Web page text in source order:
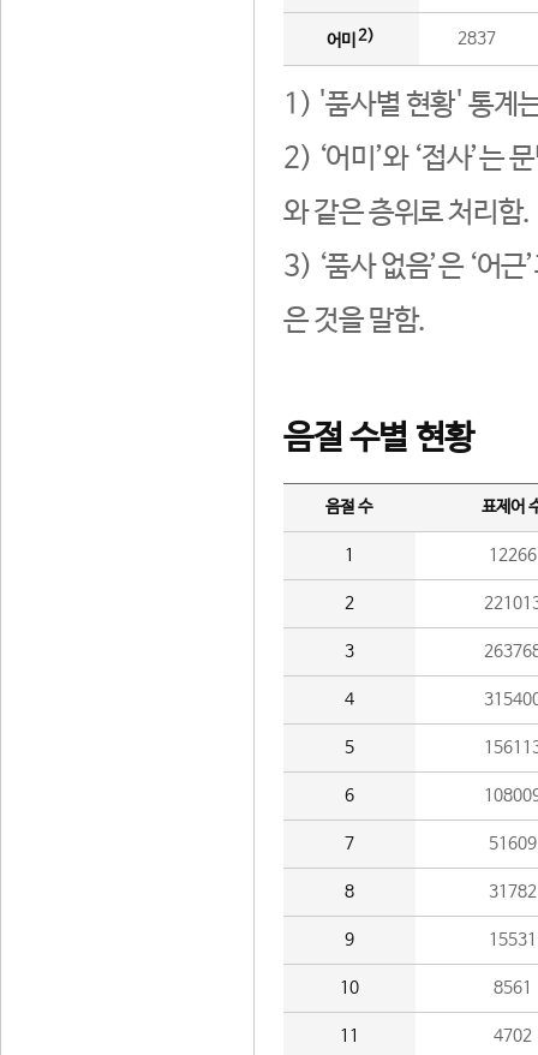
어미 2) 2837
1) '품사별 현황' 통계
2) ‘어미’와 ‘접사’는
와 같은 층위로 처리함.
3) ‘품사 없음’은 ‘어
은 것을 말함.
음절 수별 현황
음절 수 표제어
1 12266
2
3
4
5
6
7 51609
8 31782
9 15531
10 8561
11 4702